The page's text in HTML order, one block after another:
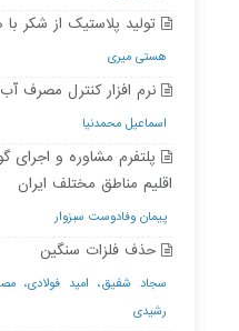
تولید پلاستیک از شکر
هستی میری
نرم افزار کنترل مصرف آب
اسماعیل محمدنیا
پلتفرم مشاوره و اجرای
اقلیم مناطق مختلف ایران
پیمان وفادوست سبزوار
حذف فلزات سنگین
سجاد شفیق، امید فولادی،
رشیدی